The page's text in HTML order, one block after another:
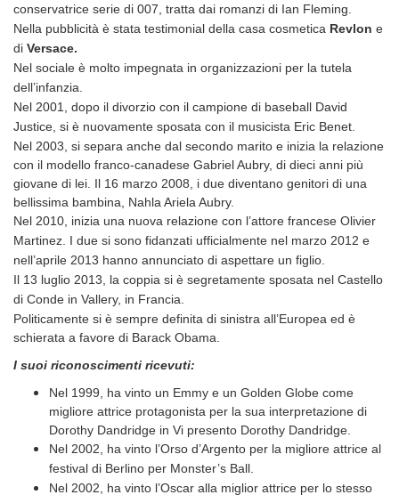
conservatrice serie di 007, tratta dai romanzi di Ian Fleming.
Nella pubblicità è stata testimonial della casa cosmetica Revlon e
di Versace.
Nel sociale è molto impegnata in organizzazioni per la tutela
dell’infanzia.
Nel 2001, dopo il divorzio con il campione di baseball David
Justice, si è nuovamente sposata con il musicista Eric Benet.
Nel 2003, si separa anche dal secondo marito e inizia la relazione
con il modello franco-canadese Gabriel Aubry, di dieci anni più
giovane di lei. Il 16 marzo 2008, i due diventano genitori di una
bellissima bambina, Nahla Ariela Aubry.
Nel 2010, inizia una nuova relazione con l’attore francese Olivier
Martinez. I due si sono fidanzati ufficialmente nel marzo 2012 e
nell’aprile 2013 hanno annunciato di aspettare un figlio.
Il 13 luglio 2013, la coppia si è segretamente sposata nel Castello
di Conde in Vallery, in Francia.
Politicamente si è sempre definita di sinistra all’Europea ed è
schierata a favore di Barack Obama.
I suoi riconoscimenti ricevuti:
Nel 1999, ha vinto un Emmy e un Golden Globe come
migliore attrice protagonista per la sua interpretazione di
Dorothy Dandridge in Vi presento Dorothy Dandridge.
Nel 2002, ha vinto l’Orso d’Argento per la migliore attrice al
festival di Berlino per Monster’s Ball.
Nel 2002, ha vinto l’Oscar alla miglior attrice per lo stesso